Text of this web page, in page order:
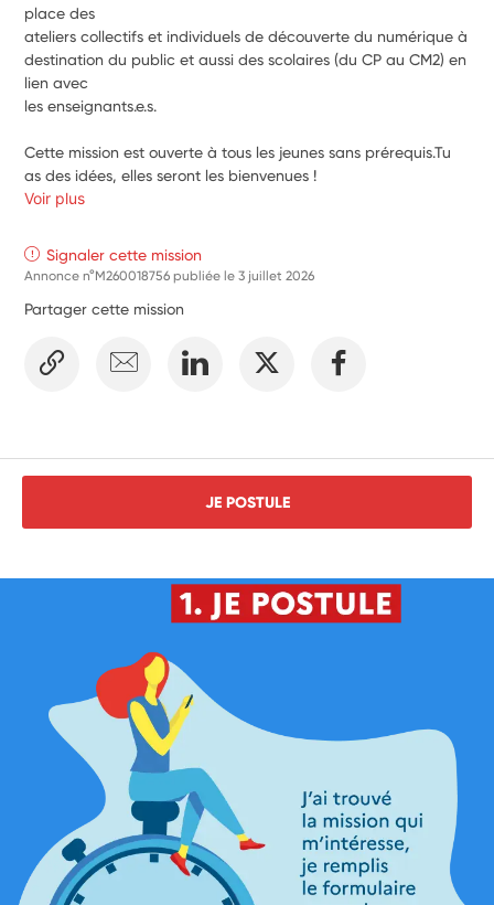
place des
ateliers collectifs et individuels de découverte du numérique à
destination du public et aussi des scolaires (du CP au CM2) en
lien avec
les enseignants.e.s.
Cette mission est ouverte à tous les jeunes sans prérequis.Tu
as des idées, elles seront les bienvenues !
Voir plus
Signaler cette mission
Annonce n°M260018756 publiée le3 juillet 2026
Partager cette mission
JE POSTULE